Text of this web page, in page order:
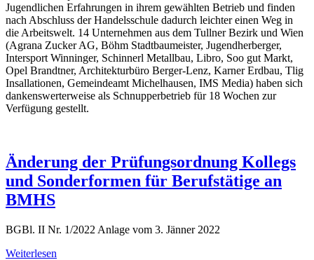
Jugendlichen Erfahrungen in ihrem gewählten Betrieb und finden
nach Abschluss der Handelsschule dadurch leichter einen Weg in
die Arbeitswelt. 14 Unternehmen aus dem Tullner Bezirk und Wien
(Agrana Zucker AG, Böhm Stadtbaumeister, Jugendherberger,
Intersport Winninger, Schinnerl Metallbau, Libro, Soo gut Markt,
Opel Brandtner, Architekturbüro Berger-Lenz, Karner Erdbau, Tlig
Insallationen, Gemeindeamt Michelhausen, IMS Media) haben sich
dankenswerterweise als Schnupperbetrieb für 18 Wochen zur
Verfügung gestellt.
Änderung der Prüfungsordnung Kollegs
und Sonderformen für Berufstätige an
BMHS
BGBl. II Nr. 1/2022 Anlage vom 3. Jänner 2022
Weiterlesen